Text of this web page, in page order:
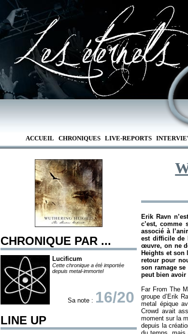
ACCUEIL CHRONIQUES LIVE-REPORTS
CHRONIQUE PAR ...
Lucificum
Cette chronique a été importée
depuis metal-immortel
Sa note : 16/20
LINE UP
Erik Ravn
c’est, comme
associé à
est difficile de
œuvre, on ne
Heights et son
retour pour
son ramage
peut bien avoir
Far From The
groupe d’Erik
metal épique
Crowd avait
moment sur la
depuis la